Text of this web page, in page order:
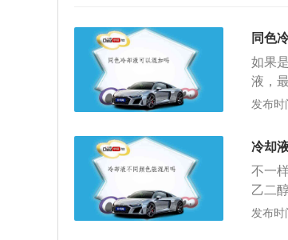
同色
如果
液，
正常
给车
醇，
点橘
区分
二醇
发布时
冷却
不一
乙二
同，
发布时